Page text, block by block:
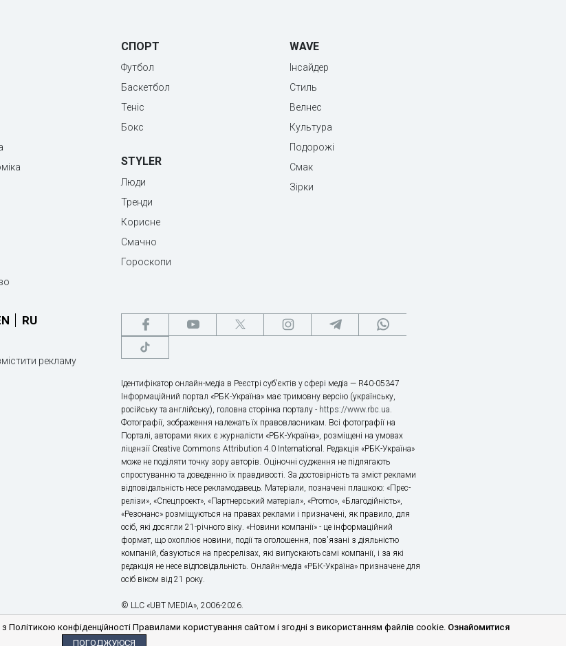
СПОРТ
Футбол
Баскетбол
Теніс
Бокс
STYLER
Люди
Тренди
Корисне
Смачно
Гороскопи
WAVE
Інсайдер
Стиль
Велнес
Культура
Подорожі
Смак
Зірки
RU
рекламу
Ідентифікатор онлайн-медіа в Реєстрі суб’єктів у сфері медіа — R40-05347
Інформаційний портал «РБК-Україна» має тримовну версію (українську,
російську та англійську), головна сторінка порталу - https://www.rbc.ua.
Фотографії, зображення належать їх правовласникам. Всі фотографії на
Порталі, авторами яких є журналісти «РБК-Україна», розміщені на умовах
ліцензії Creative Commons Attribution 4.0 International. Редакція «РБК-Україна»
може не поділяти точку зору авторів. Оціночні судження не підлягають
спростуванню та доведенню їх правдивості. За достовірність та зміст реклами
відповідальність несе рекламодавець. Матеріали, позначені плашкою: «Прес-
релізи», «Спецпроект», «Партнерський матеріал», «Promo», «Благодійність»,
«Резонанс» розміщуються на правах реклами і призначені, як правило, для
осіб, які досягли 21-річного віку. «Новини компанії» - це інформаційний
формат, що охоплює новини, події та оголошення, пов'язані з діяльністю
компаній, базуються на пресрелізах, які випускають самі компанії, і за які
редакція не несе відповідальність. Онлайн-медіа «РБК-Україна» призначене для
осіб віком від 21 року.
© LLC «UBT MEDIA», 2006-2026.
конфіденційності Правилами користування сайтом і згодні з використанням файлів cookie. Ознайомитися
ПОГОДЖУЮСЯ